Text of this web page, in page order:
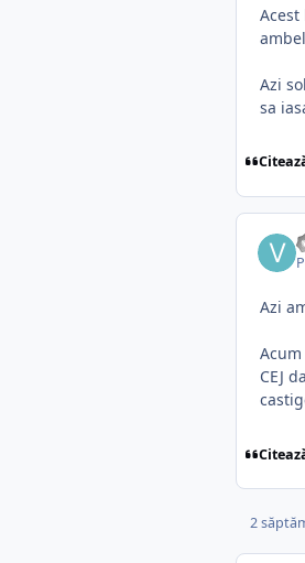
Azi
sa
Azi
CEJ
2